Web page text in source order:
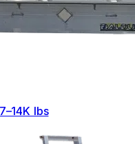
lbs